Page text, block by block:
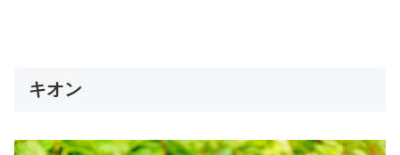
キオン